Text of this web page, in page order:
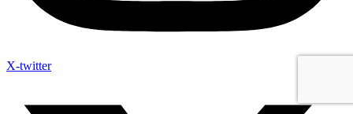
X-twitter